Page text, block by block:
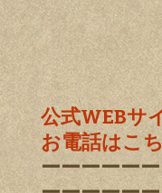
公式WEBサ
お電話はこ
ーーーーー